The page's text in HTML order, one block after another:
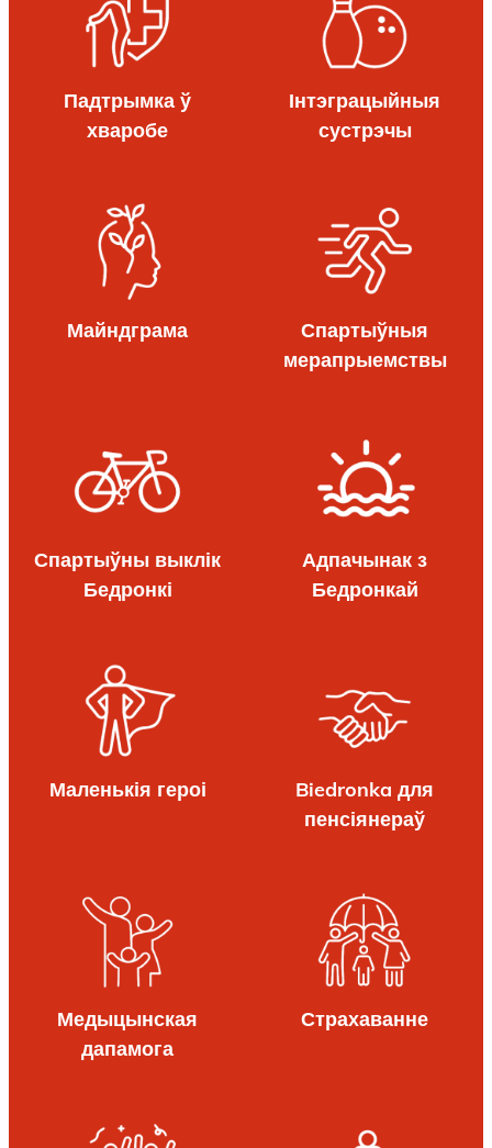
Падтрымка ў
хваробе
Інтэграцыйныя
сустрэчы
Майндграма
Спартыўныя
мерапрыемствы
Спартыўны выклік
Бедронкі
Адпачынак з
Бедронкай
Маленькія героі
Biedronka для
пенсіянераў
Медыцынская
дапамога
Страхаванне